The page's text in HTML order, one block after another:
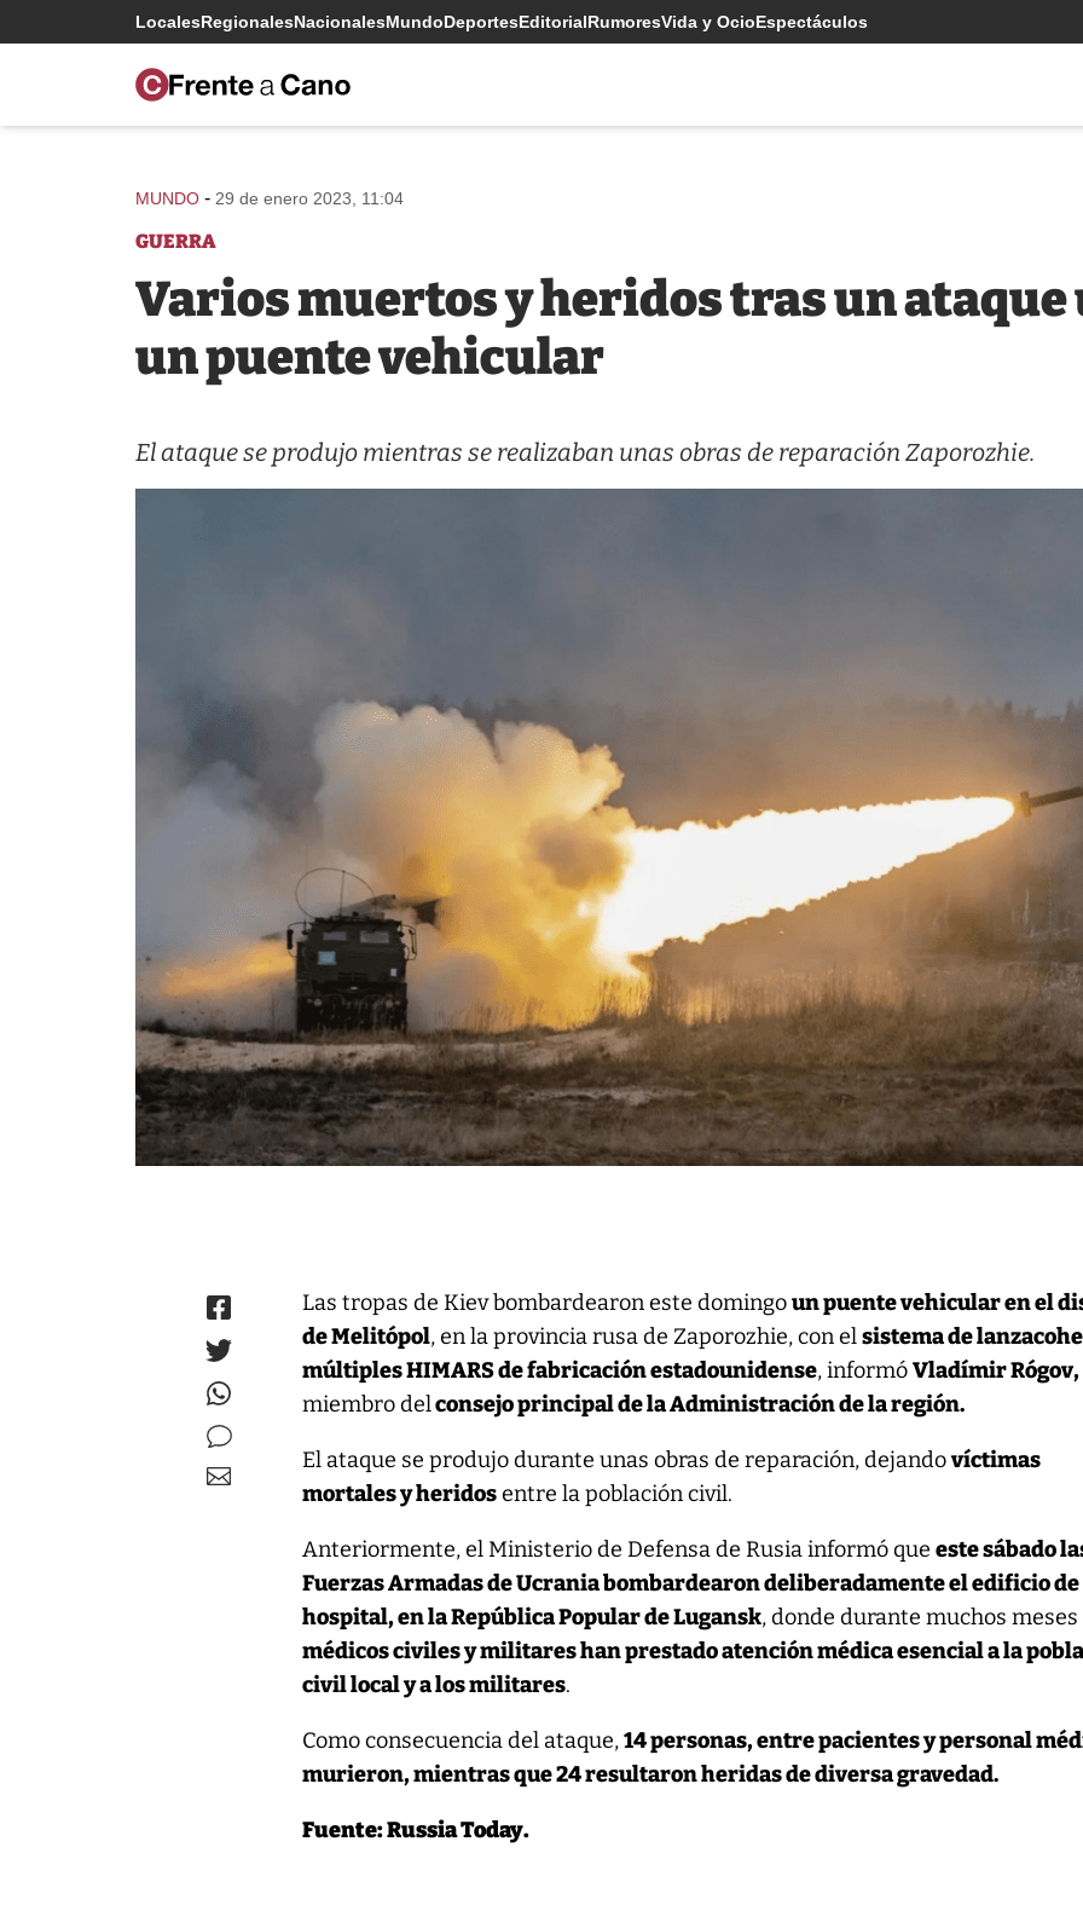
LocalesRegionalesNacionalesMundoDeportesEditorialRumoresVida y OcioEspectáculos
MUNDO - 29 de enero 2023, 11:04
GUERRA
Varios muertos y heridos tras un
un puente vehicular
El ataque se produjo mientras se realizaban unas obras de reparación Zaporozhie.
Las tropas de Kiev bombardearon este domingoun puente vehicular en el
de Melitópol, en la provincia rusa de Zaporozhie, con elsistema de
múltiples HIMARS de fabricación estadounidense, informóVladímir Rógov,
miembro delconsejo principal de la Administración de la región.
El ataque se produjo durante unas obras de reparación, dejandovíctimas
mortales y heridosentre la población civil.
Anteriormente, el Ministerio de Defensa de Rusia informó queeste sábado
Fuerzas Armadas de Ucrania bombardearon deliberadamente el edificio
hospital, en la República Popular de Lugansk, donde durante muchos meses
médicos civiles y militares han prestado atención médica esencial a la
civil local y a los militares.
Como consecuencia del ataque,14 personas, entre pacientes y personal
murieron, mientras que 24 resultaron heridas de diversa gravedad.
Fuente: Russia Today.